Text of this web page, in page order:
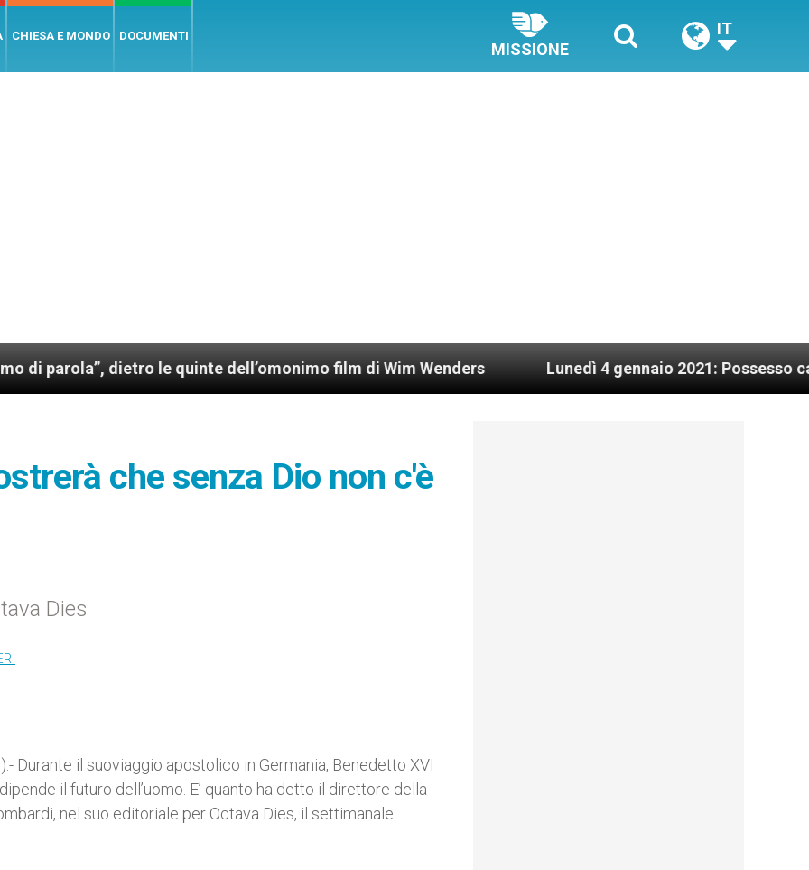
CHIESA E MONDO DOCUMENTI
MISSIONE
IT
dietro le quinte dell’omonimo film di Wim Wenders Lunedì 4 gennaio 2021: Possesso cardinalizio
che senza Dio non c'è
Dies
Durante il suoviaggio apostolico in Germania, Benedetto XVI
il futuro dell’uomo. E’ quanto ha detto il direttore della
nel suo editoriale per Octava Dies, il settimanale